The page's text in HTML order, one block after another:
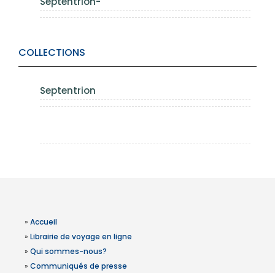
COLLECTIONS
Septentrion
» Accueil
» Librairie de voyage en ligne
» Qui sommes-nous?
» Communiqués de presse